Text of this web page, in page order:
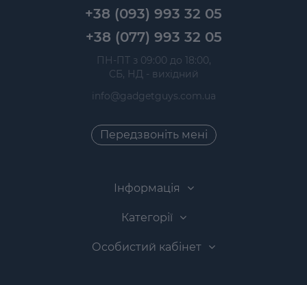
+38 (093) 993 32 05
+38 (077) 993 32 05
ПН-ПТ з 09:00 до 18:00,
СБ, НД - вихідний
info@gadgetguys.com.ua
Передзвоніть мені
Інформація
Категорії
Особистий кабінет